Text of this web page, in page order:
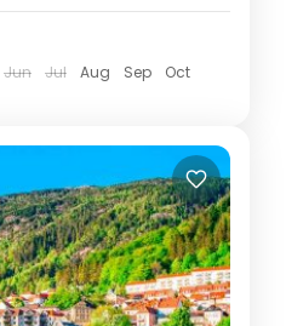
Jun Jul Aug Sep
Oct